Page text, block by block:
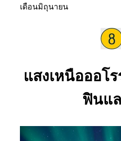
เดือนมิถุนายน
แสงเหนือออโ
ฟินแ